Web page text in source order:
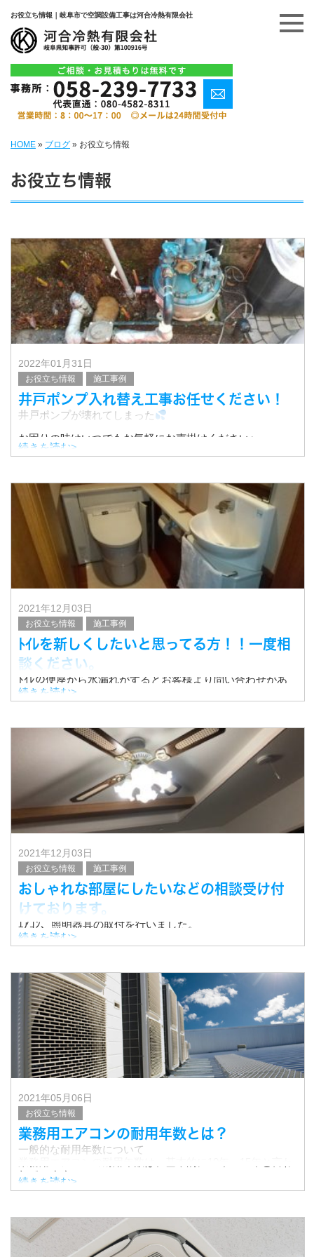
お役立ち情報｜岐阜市で空調設備工事は河合冷熱有限会社
HOME » ブログ » お役立ち情報
お役立ち情報
2022年01月31日
お役立ち情報 施工事例
井戸ポンプ入れ替え工事お任せください！
井戸ポンプが壊れてしまった
お困りの時はいつでもお気軽にお声掛けください♪
続きを読む>
2021年12月03日
お役立ち情報 施工事例
ﾄｲﾚを新しくしたいと思ってる方！！一度相
談ください。
ﾄｲﾚの便座から水漏れがするとお客様より問い合わせがあ
りました。
メーカーに便座の後継機種を問い合わせたところ、販売停
止品で後継機種の便座がないﾄｲﾚでした。
続きを読む>
2021年12月03日
お役立ち情報 施工事例
おしゃれな部屋にしたいなどの相談受け付
けております。
ｴｱｺﾝ、照明器具の取付を行いました。
今のﾘﾋﾞﾝｸﾞをおしゃれなﾘﾋﾞﾝｸﾞに変更したいと思っている
照明を交換するだけで雰囲気が変わりますよー！！！
続きを読む>
2021年05月06日
お役立ち情報
業務用エアコンの耐用年数とは？
一般的な耐用年数について
れています。
長く使用
続きを読む>